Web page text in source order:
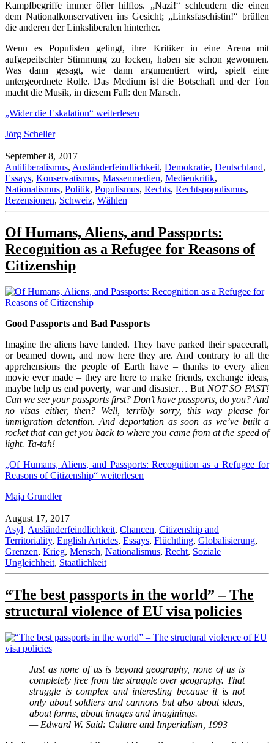
Kampfbegriffe immer öfter hilflos. „Nazi!“ schleudern die einen
dem Nationalkonservativen ins Gesicht; „Linksfaschistin!“ brüllen
die anderen der Linksliberalen hinterher.
Wenn es Populisten gelingt, ihre Kritiker in eine Arena mit
aufgepeitschter Stimmung zu locken, haben sie schon gewonnen.
Was dann gesagt, wie dann argumentiert wird, spielt eine
untergeordnete Rolle. Das Medium ist die Botschaft und der Ton
macht die Musik, in diesem Fall: den Marsch.
„Wider die Eskalation“ weiterlesen
Jörg Scheller
September 8, 2017
Antiliberalismus, Ausländerfeindlichkeit, Demokratie, Deutschland,
Essays, Konservatismus, Massenmedien, Medienkritik,
Nationalismus, Politik, Populismus, Rechts, Rechtspopulismus,
Rezensionen, Schweiz, Wählen
Of Humans, Aliens, and Passports:
Recognition as a Refugee for Reasons of
Citizenship
Good Passports and Bad Passports
Imagine the aliens have landed. They have parked their spacecraft,
or beamed down, and now here they are. And contrary to all the
apprehensions the people of Earth have – thanks to every alien
movie ever made – they are here to make friends, exchange ideas,
maybe help us end poverty, war and disaster… But NOT SO FAST!
Can we see your passports first? Don’t have passports, do you? And
no visas either, then? Well, terribly sorry, this way please for
immigration detention. And deportation as soon as we’ve built a
rocket that can get you back to where you came from at the speed of
light. Ta-tah!
„Of Humans, Aliens, and Passports: Recognition as a Refugee for
Reasons of Citizenship“ weiterlesen
Maja Grundler
August 17, 2017
Asyl, Ausländerfeindlichkeit, Chancen, Citizenship and
Territoriality, English Articles, Essays, Flüchtling, Globalisierung,
Grenzen, Krieg, Mensch, Nationalismus, Recht, Soziale
Ungleichheit, Staatlichkeit
“The best passports in the world” – The
structural violence of EU visa policies
Just as none of us is beyond geography, none of us is
completely free from the struggle over geography. That
struggle is complex and interesting because it is not
only about soldiers and cannons but also about ideas,
about forms, about images and imaginings.
— Edward W. Said: Culture and Imperialism, 1993